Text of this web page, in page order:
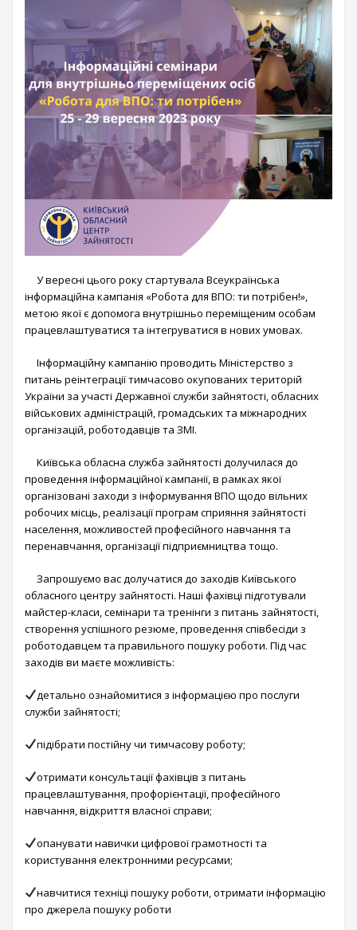
У вересні цього року стартувала Всеукраїнська
інформаційна кампанія «Робота для ВПО: ти потрібен!»,
метою якої є допомога внутрішньо переміщеним особам
працевлаштуватися та інтегруватися в нових умовах.
Інформаційну кампанію проводить Міністерство з
питань реінтеграції тимчасово окупованих територій
України за участі Державної служби зайнятості, обласних
військових адміністрацій, громадських та міжнародних
організацій, роботодавців та ЗМІ.
Київська обласна служба зайнятості долучилася до
проведення інформаційної кампанії, в рамках якої
організовані заходи з інформування ВПО щодо вільних
робочих місць, реалізації програм сприяння зайнятості
населення, можливостей професійного навчання та
перенавчання, організації підприємництва тощо.
Запрошуємо вас долучатися до заходів Київського
обласного центру зайнятості. Наші фахівці підготували
майстер-класи, семінари та тренінги з питань зайнятості,
створення успішного резюме, проведення співбесіди з
роботодавцем та правильного пошуку роботи. Під час
заходів ви маєте можливість:
детально ознайомитися з інформацією про послуги
служби зайнятості;
підібрати постійну чи тимчасову роботу;
отримати консультації фахівців з питань
працевлаштування, профорієнтації, професійного
навчання, відкриття власної справи;
опанувати навички цифрової грамотності та
користування електронними ресурсами;
навчитися техніці пошуку роботи, отримати інформацію
про джерела пошуку роботи